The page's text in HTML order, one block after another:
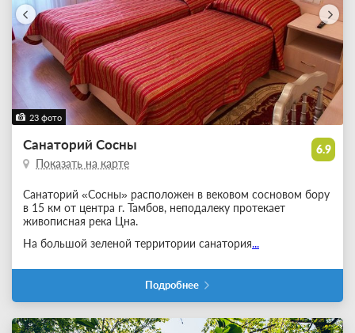
23 фото
6.9
Санаторий Сосны
Показать на карте
Санаторий «Сосны» расположен в вековом сосновом бору
в 15 км от центра г. Тамбов, неподалеку протекает
живописная река Цна.
На большой зеленой территории санатория...
Подробнее